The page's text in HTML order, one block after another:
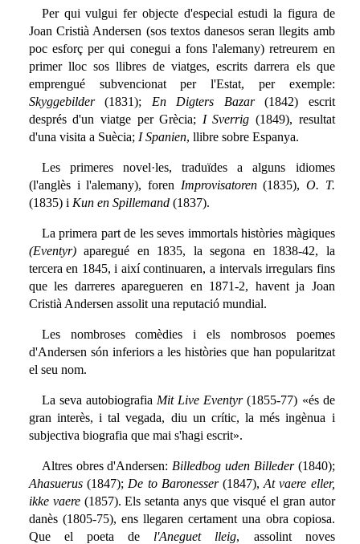
Per qui vulgui fer objecte d'especial estudi la figura de
Joan Cristià Andersen (sos textos danesos seran llegits amb
poc esforç per qui conegui a fons l'alemany) retreurem en
primer lloc sos llibres de viatges, escrits darrera els que
emprengué subvencionat per l'Estat, per exemple:
Skyggebilder(1831); En Digters Bazar(1842) escrit
després d'un viatge per Grècia; I Sverrig (1849), resultat
d'una visita a Suècia; I Spanien, llibre sobre Espanya.
Les primeres novel·les, traduïdes a alguns idiomes
(l'anglès i l'alemany), foren Improvisatoren(1835), O. T.
(1835) i Kun en Spillemand(1837).
La primera part de les seves immortals històries màgiques
(Eventyr)aparegué en 1835, la segona en 1838-42, la
tercera en 1845, i així continuaren, a intervals irregulars fins
que les darreres aparegueren en 1871-2, havent ja Joan
Cristià Andersen assolit una reputació mundial.
Les nombroses comèdies i els nombrosos poemes
d'Andersen són inferiors a les històries que han popularitzat
el seu nom.
La seva autobiografia Mit Live Eventyr(1855-77) «és de
gran interès, i tal vegada, diu un crític, la més ingènua i
subjectiva biografia que mai s'hagi escrit».
Altres obres d'Andersen: Billedbog uden Billeder(1840);
Ahasuerus(1847); De to Baronesser(1847),At vaere eller,
ikke vaere(1857). Els setanta anys que visqué el gran autor
danès (1805-75), ens llegaren certament una obra copiosa.
Que el poeta de l'Aneguet lleig, assolint noves